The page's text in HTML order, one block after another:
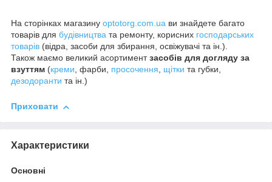
На сторінках магазину optotorg.com.ua ви знайдете багато
товарів для будівництва та ремонту, корисних господарських
товарів (відра, засоби для збирання, освіжувачі та ін.).
Також маємо великий асортиментзасобів для догляду за
взуттям (креми, фарби, просочення, щітки та губки,
дезодоранти та ін.)
Приховати
Характеристики
Основні